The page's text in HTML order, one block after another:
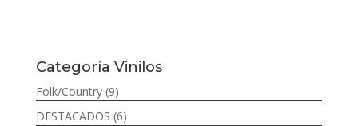
Categoría Vinilos
Folk/Country (9)
DESTACADOS (6)